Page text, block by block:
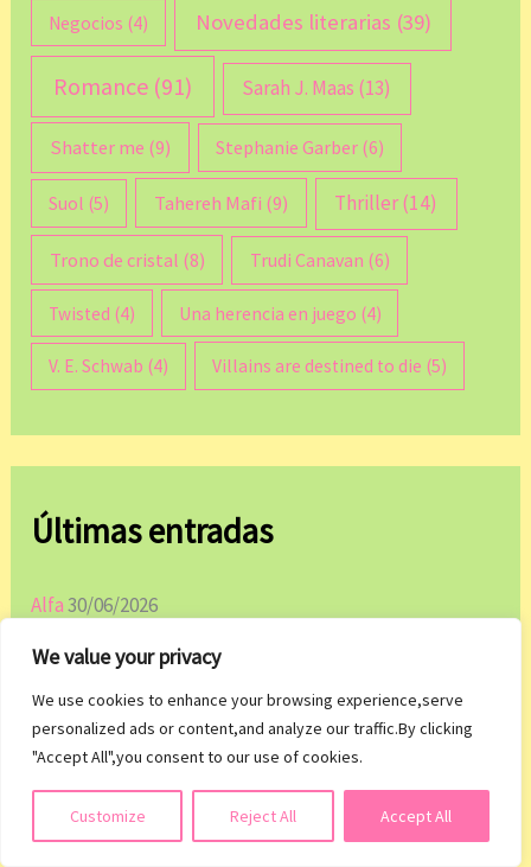
We value your privacy
We use cookies to enhance your browsing experience,serve
personalized ads or content,and analyze our traffic.By clicking
"Accept All",you consent to our use of cookies.
Customize Reject All Accept All
Negocios (4) Novedades literarias (39)
Romance (91) Sarah J. Maas (13)
Shatter me (9) Stephanie Garber (6)
Suol (5) Tahereh Mafi (9) Thriller(14)
Trono de cristal (8) Trudi Canavan (6)
Twisted (4) Una herencia en juego (4)
V. E. Schwab (4) Villains are destined to die (5)
Últimas entradas
Alfa30/06/2026
Novedades julio 202623/06/2026
La mala costumbre04/06/2026
Novedades junio 202602/06/2026
Twisted lies11/05/2026
Suscribirse